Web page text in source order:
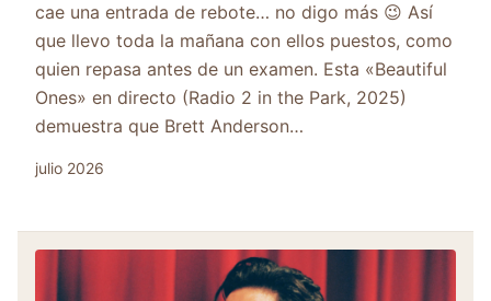
cae una entrada de rebote… no digo más 😉 Así
que llevo toda la mañana con ellos puestos, como
quien repasa antes de un examen. Esta «Beautiful
Ones» en directo (Radio 2 in the Park, 2025)
demuestra que Brett Anderson…
julio 2026